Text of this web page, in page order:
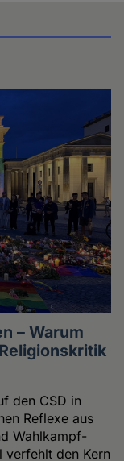
– Warum
den CSD in
Reflexe aus
Wahlkampf-
verfehlt den Kern